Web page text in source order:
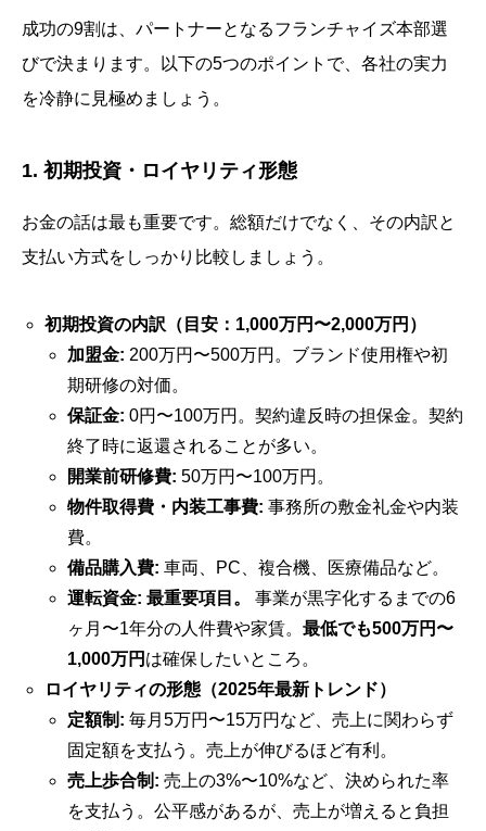
成功の9割は、パートナーとなるフランチャイズ本部選
びで決まります。以下の5つのポイントで、各社の実力
を冷静に見極めましょう。
1. 初期投資・ロイヤリティ形態
お金の話は最も重要です。総額だけでなく、その内訳と
支払い方式をしっかり比較しましょう。
初期投資の内訳（目安：1,000万円〜2,000万円）
加盟金: 200万円〜500万円。ブランド使用権や初
期研修の対価。
保証金: 0円〜100万円。契約違反時の担保金。契約
終了時に返還されることが多い。
開業前研修費: 50万円〜100万円。
物件取得費・内装工事費: 事務所の敷金礼金や内装
費。
備品購入費: 車両、PC、複合機、医療備品など。
運転資金: 最重要項目。
事業が黒字化するまでの6
ヶ月〜1年分の人件費や家賃。 最低でも500万円〜
1,000万円 は確保したいところ。
ロイヤリティの形態（2025年最新トレンド）
定額制: 毎月5万円〜15万円など、売上に関わらず
固定額を支払う。売上が伸びるほど有利。
売上歩合制: 売上の3%〜10%など、決められた率
を支払う。公平感があるが、売上が増えると負担